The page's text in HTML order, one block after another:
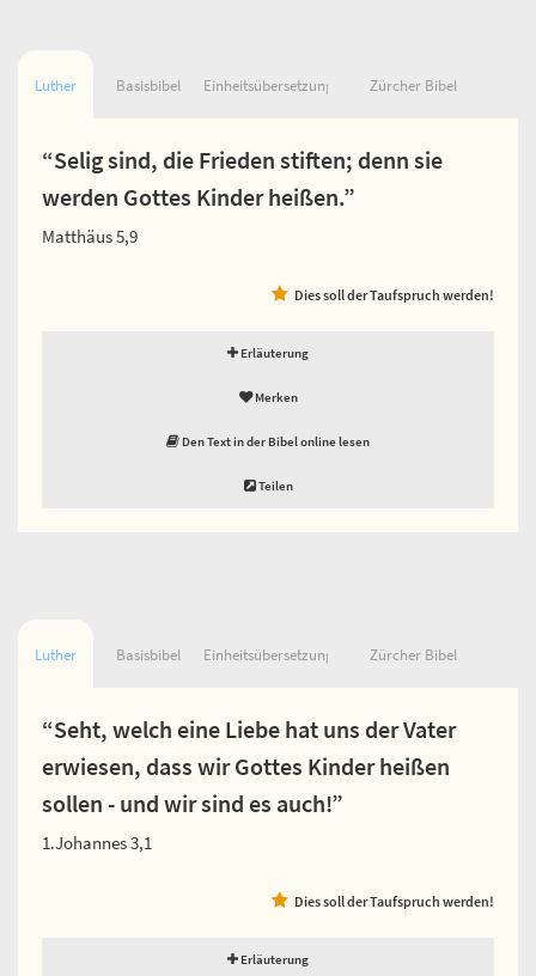
Luther Basisbibel Einheitsübersetzung Zürcher Bibel
“Selig sind, die Frieden stiften; denn sie
werden Gottes Kinder heißen.”
Matthäus 5,9
Dies soll der Taufspruch werden!
Erläuterung
Merken
Den Text in der Bibel online lesen
Teilen
Luther Basisbibel Einheitsübersetzung Zürcher Bibel
“Seht, welch eine Liebe hat uns der Vater
erwiesen, dass wir Gottes Kinder heißen
sollen - und wir sind es auch!”
1.Johannes 3,1
Dies soll der Taufspruch werden!
Erläuterung